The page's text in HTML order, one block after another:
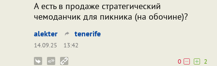
А есть в продаже стратегический
чемоданчик для пикника (на обочине)?
alekter tenerife
14.09.25
13:42
0
2